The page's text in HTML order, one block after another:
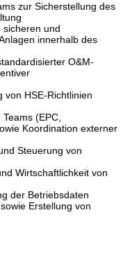
zur Sicherstellung des
sicheren und
innerhalb des
O&M-
von HSE-Richtlinien
(EPC,
Koordination externer
Steuerung von
Wirtschaftlichkeit von
der Betriebsdaten
Erstellung von